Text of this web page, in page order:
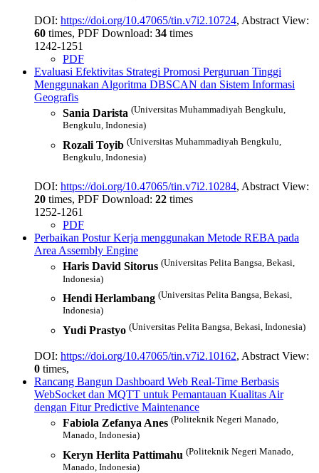
DOI: https://doi.org/10.47065/tin.v7i2.10724, Abstract View:
60 times, PDF Download: 34 times
1242-1251
PDF
Evaluasi Efektivitas Strategi Promosi Perguruan Tinggi
Menggunakan Algoritma DBSCAN dan Sistem Informasi
Geografis
Sania Darista (Universitas Muhammadiyah Bengkulu,
Bengkulu, Indonesia)
Rozali Toyib (Universitas Muhammadiyah Bengkulu,
Bengkulu, Indonesia)
DOI: https://doi.org/10.47065/tin.v7i2.10284, Abstract View:
20 times, PDF Download: 22 times
1252-1261
PDF
Perbaikan Postur Kerja menggunakan Metode REBA pada
Area Assembly Engine
Haris David Sitorus (Universitas Pelita Bangsa, Bekasi,
Indonesia)
Hendi Herlambang (Universitas Pelita Bangsa, Bekasi,
Indonesia)
Yudi Prastyo (Universitas Pelita Bangsa, Bekasi, Indonesia)
DOI: https://doi.org/10.47065/tin.v7i2.10162, Abstract View:
0 times,
Rancang Bangun Dashboard Web Real-Time Berbasis
WebSocket dan MQTT untuk Pemantauan Kualitas Air
dengan Fitur Predictive Maintenance
Fabiola Zefanya Anes (Politeknik Negeri Manado,
Manado, Indonesia)
Keryn Herlita Pattimahu (Politeknik Negeri Manado,
Manado, Indonesia)